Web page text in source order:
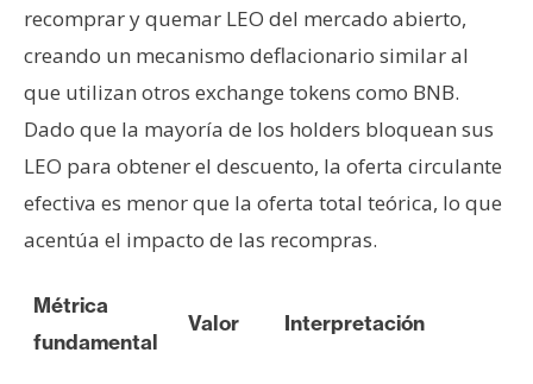
recomprar y quemar LEO del mercado abierto,
creando un mecanismo deflacionario similar al
que utilizan otros exchange tokens como BNB.
Dado que la mayoría de los holders bloquean sus
LEO para obtener el descuento, la oferta circulante
efectiva es menor que la oferta total teórica, lo que
acentúa el impacto de las recompras.
Métrica
fundamental
Valor Interpretación